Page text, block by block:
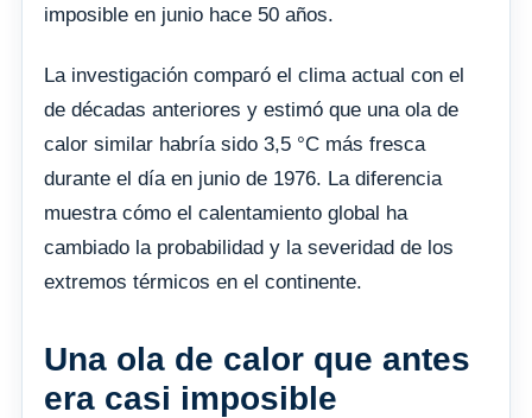
imposible en junio hace 50 años.
La investigación comparó el clima actual con el
de décadas anteriores y estimó que una ola de
calor similar habría sido 3,5 °C más fresca
durante el día en junio de 1976. La diferencia
muestra cómo el calentamiento global ha
cambiado la probabilidad y la severidad de los
extremos térmicos en el continente.
Una ola de calor que antes
era casi imposible